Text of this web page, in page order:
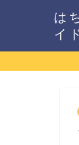
は
イ